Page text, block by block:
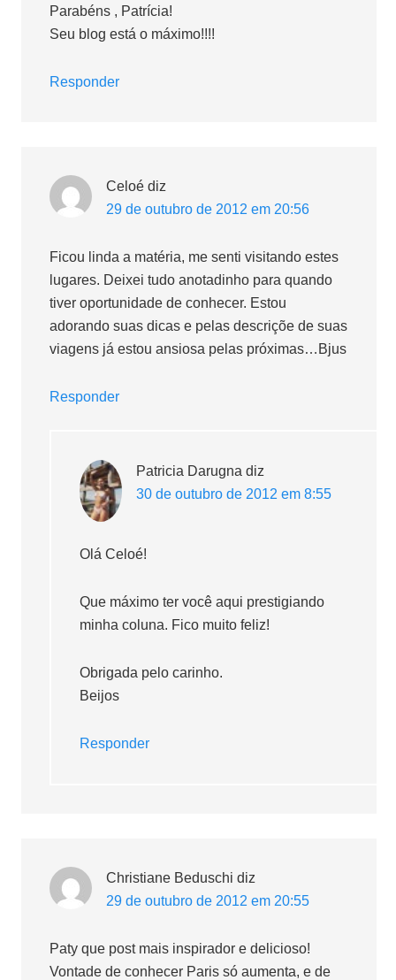
Parabéns , Patrícia!
Seu blog está o máximo!!!!
Responder
Celoé diz
29 de outubro de 2012 em 20:56
Ficou linda a matéria, me senti visitando estes
lugares. Deixei tudo anotadinho para quando
tiver oportunidade de conhecer. Estou
adorando suas dicas e pelas descriçõe de suas
viagens já estou ansiosa pelas próximas…Bjus
Responder
Patricia Darugna diz
30 de outubro de 2012 em 8:55
Olá Celoé!
Que máximo ter você aqui prestigiando
minha coluna. Fico muito feliz!
Obrigada pelo carinho.
Beijos
Responder
Christiane Beduschi diz
29 de outubro de 2012 em 20:55
Paty que post mais inspirador e delicioso!
Vontade de conhecer Paris só aumenta, e de